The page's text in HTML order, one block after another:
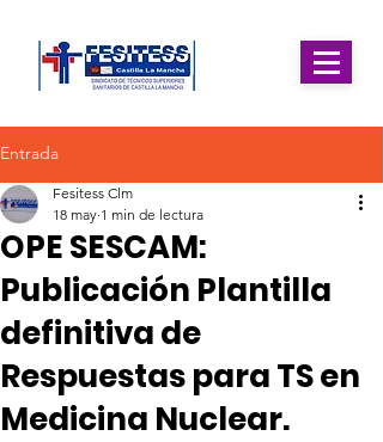
Entrada
OPE SESCAM:
Publicación Plantilla
definitiva de
Respuestas para TS en
Medicina Nuclear.
Fesitess Clm
18 may 1 min de lectura